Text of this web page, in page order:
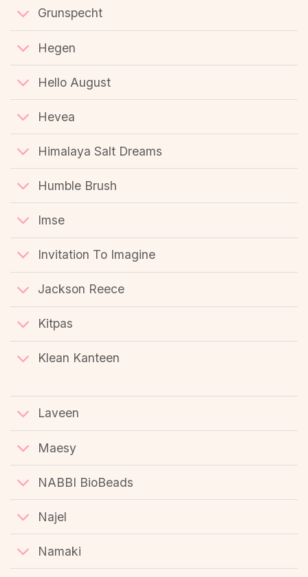
Grunspecht
Hegen
Hello August
Hevea
Himalaya Salt Dreams
Humble Brush
Imse
Invitation To Imagine
Jackson Reece
Kitpas
Klean Kanteen
Laveen
Maesy
NABBI BioBeads
Najel
Namaki